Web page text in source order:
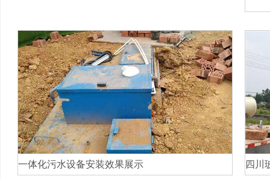
一体化污水设备安装效果展示 四川